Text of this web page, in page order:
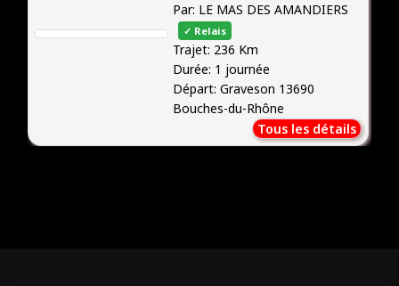
Par: LE MAS DES AMANDIERS
✓ Relais
Trajet: 236 Km
Durée: 1 journée
Départ: Graveson 13690
Bouches-du-Rhône
Tous les détails